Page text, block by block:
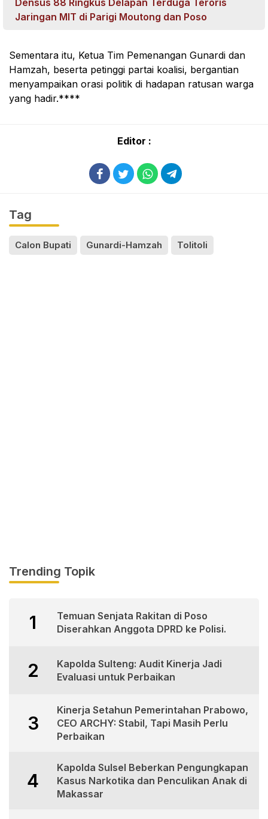
Densus 88 Ringkus Delapan Terduga Teroris
Jaringan MIT di Parigi Moutong dan Poso
Sementara itu, Ketua Tim Pemenangan Gunardi dan
Hamzah, beserta petinggi partai koalisi, bergantian
menyampaikan orasi politik di hadapan ratusan warga
yang hadir.****
Editor :
Tag
Calon Bupati Gunardi-Hamzah Tolitoli
Trending Topik
1
Temuan Senjata Rakitan di Poso
Diserahkan Anggota DPRD ke Polisi.
2
Kapolda Sulteng: Audit Kinerja Jadi
Evaluasi untuk Perbaikan
3
Kinerja Setahun Pemerintahan Prabowo,
CEO ARCHY: Stabil, Tapi Masih Perlu
Perbaikan
4
Kapolda Sulsel Beberkan Pengungkapan
Kasus Narkotika dan Penculikan Anak di
Makassar